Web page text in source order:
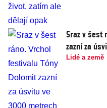
Sraz v šest
zazní za
Lidé a země